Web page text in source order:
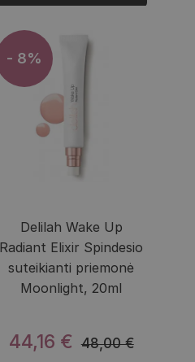
Delilah Wake Up
Radiant Elixir Spindesio
suteikianti priemonė
Moonlight, 20ml
44,16 € 48,00 €
- 8%